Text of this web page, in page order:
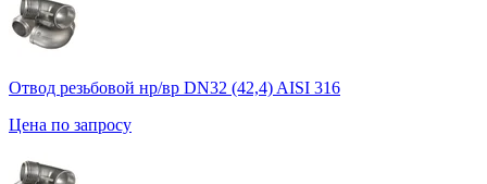
Отвод резьбовой нр/вр DN32 (42,4) AISI 316
Цена по запросу